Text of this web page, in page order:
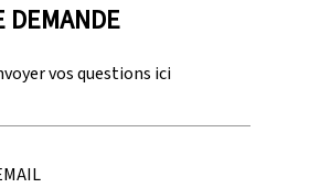
DEMANDE
vos questions ici